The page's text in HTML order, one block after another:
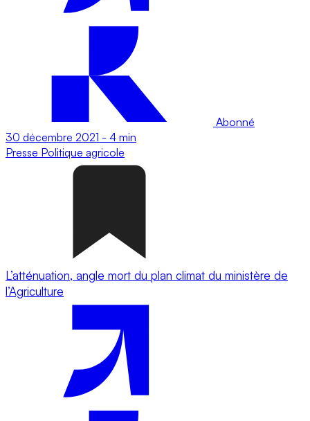
Abonné
30 décembre 2021 - 4 min
Presse Politique agricole
L’atténuation, angle mort du plan climat du ministère de
l’Agriculture